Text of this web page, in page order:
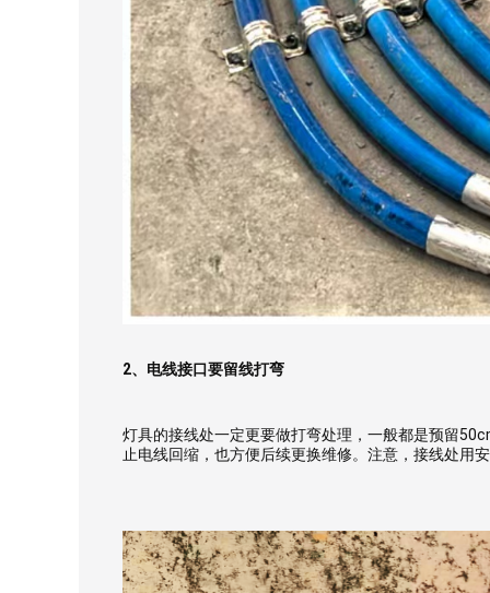
2、电线接口要留线打弯
灯具的接线处一定更要做打弯处理，一般都是预留
止电线回缩，也方便后续更换维修。注意，接线处用